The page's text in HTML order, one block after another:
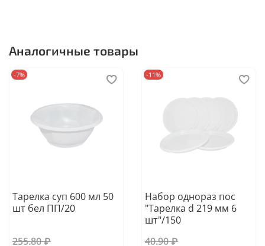
Аналогичные товары
-7%
Тарелка суп 600 мл 50
шт бел ПП/20
255.80 ₽
-11%
Набор однораз пос
"Тарелка d 219 мм 6
шт"/150
40.90 ₽